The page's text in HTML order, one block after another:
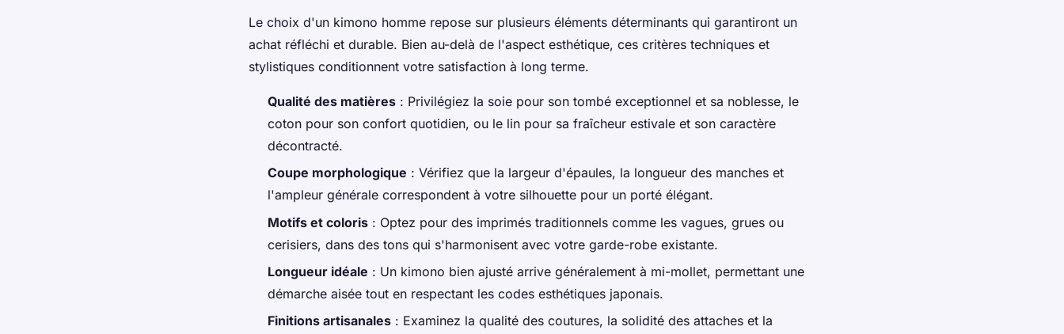
Le choix d'un kimono homme repose sur plusieurs éléments déterminants qui garantiront un
achat réfléchi et durable. Bien au-delà de l'aspect esthétique, ces critères techniques et
stylistiques conditionnent votre satisfaction à long terme.
Qualité des matières : Privilégiez la soie pour son tombé exceptionnel et sa noblesse, le
coton pour son confort quotidien, ou le lin pour sa fraîcheur estivale et son caractère
décontracté.
Coupe morphologique : Vérifiez que la largeur d'épaules, la longueur des manches et
l'ampleur générale correspondent à votre silhouette pour un porté élégant.
Motifs et coloris : Optez pour des imprimés traditionnels comme les vagues, grues ou
cerisiers, dans des tons qui s'harmonisent avec votre garde-robe existante.
Longueur idéale : Un kimono bien ajusté arrive généralement à mi-mollet, permettant une
démarche aisée tout en respectant les codes esthétiques japonais.
Finitions artisanales : Examinez la qualité des coutures, la solidité des attaches et la